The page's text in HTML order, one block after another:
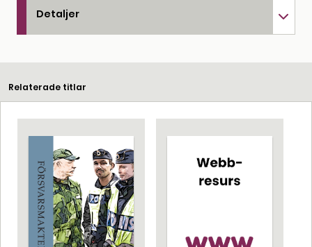
Detaljer
Relaterade titlar